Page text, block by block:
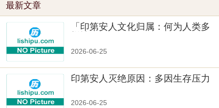
最新文章
「印第安人文化归属：何为人类多
2026-06-25
印第安人灭绝原因：多因生存压力
2026-06-25